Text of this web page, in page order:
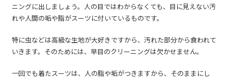
ニングに出しましょう。人の目ではわからなくても、目に見えない汚
れや人間の垢や脂がスーツに付いているものです。
特に虫などは高級な生地が大好きですから、汚れた部分から食われて
いきます。そのためには、早目のクリーニングは欠かせません。
一回でも着たスーツは、人の脂や垢がつきますから、そのままにし